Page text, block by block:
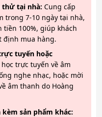
tại nhà: Cung cấp
trong 7-10 ngày tại nhà,
tiền 100%, giúp khách
định mua hàng.
tuyến hoặc
trực tuyến về âm
nghe nhạc, hoặc mời
âm thanh do Hoàng
sản phẩm khác: